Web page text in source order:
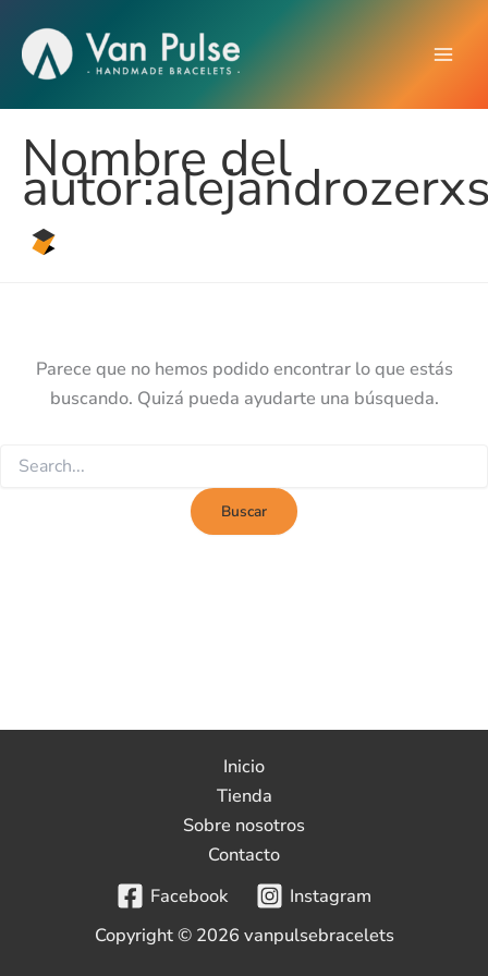
contenido
Nombre del
Parece que no hemos podido encontrar lo que estás
buscando. Quizá pueda ayudarte una búsqueda.
Buscar
por:
Inicio
Tienda
Sobre nosotros
Contacto
Facebook
Instagram
Copyright © 2026 vanpulsebracelets